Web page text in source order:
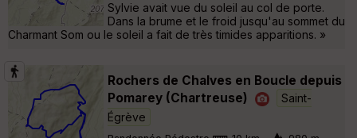
Sylvie avait vue du soleil au col de porte.
Dans la brume et le froid jusqu'au sommet du
Charmant Som ou le soleil a fait de très timides apparitions. »
Rochers de Chalves en Boucle depuis
Pomarey (Chartreuse)
Saint-
Égrève